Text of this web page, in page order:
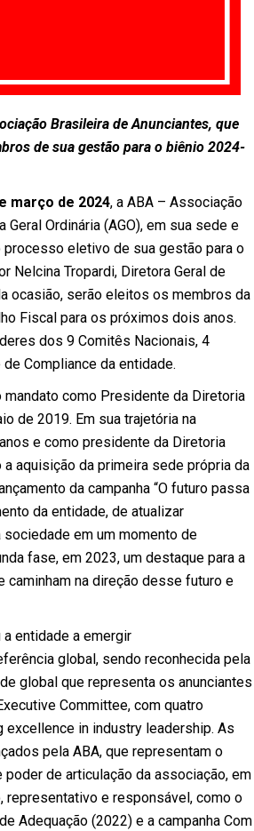
Brasileira de Anunciantes, que
de sua gestão para o biênio 2024-
março de 2024, a ABA – Associação
Ordinária (AGO), em sua sede e
eletivo de sua gestão para o
Nelcina Tropardi, Diretora Geral de
ocasião, serão eleitos os membros da
Fiscal para os próximos dois anos.
dos 9 Comitês Nacionais, 4
Compliance da entidade.
como Presidente da Diretoria
de 2019. Em sua trajetória na
e como presidente da Diretoria
aquisição da primeira sede própria da
da campanha “O futuro passa
da entidade, de atualizar
em um momento de
fase, em 2023, um destaque para a
na direção desse futuro e
entidade a emergir
global, sendo reconhecida pela
global que representa os anunciantes
Committee, com quatro
in industry leadership. As
pela ABA, que representam o
de articulação da associação, em
representativo e responsável, como o
Adequação (2022) e a campanha Com